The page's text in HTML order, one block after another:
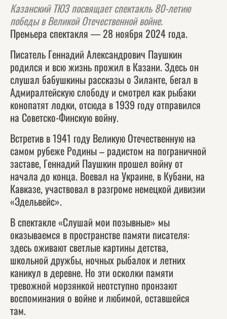
Казанский ТЮЗ посвящает спектакль 80-летию
победы в Великой Отечественной войне.
Премьера спектакля — 28 ноября 2024 года.
Писатель Геннадий Александрович Паушкин
родился и всю жизнь прожил в Казани. Здесь он
слушал бабушкины рассказы о Зиланте, бегал в
Адмиралтейскую слободу и смотрел как рыбаки
конопатят лодки, отсюда в 1939 году отправился
на Советско-Финскую войну.
Встретив в 1941 году Великую Отечественную на
самом рубеже Родины – радистом на пограничной
заставе, Геннадий Паушкин прошел войну от
начала до конца. Воевал на Украине, в Кубани, на
Кавказе, участвовал в разгроме немецкой дивизии
«Эдельвейс».
В спектакле «Слушай мои позывные» мы
оказываемся в пространстве памяти писателя:
здесь оживают светлые картины детства,
школьной дружбы, ночных рыбалок и летних
каникул в деревне. Но эти осколки памяти
тревожной морзянкой неотступно пронзают
воспоминания о войне и любимой, оставшейся
там.